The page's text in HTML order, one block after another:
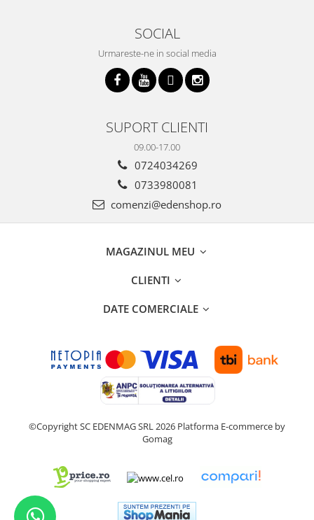
SOCIAL
Urmareste-ne in social media
SUPORT CLIENTI
09.00-17.00
0724034269
0733980081
comenzi@edenshop.ro
MAGAZINUL MEU
CLIENTI
DATE COMERCIALE
©Copyright SC EDENMAG SRL 2026 Platforma E-commerce by
Gomag